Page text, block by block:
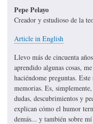
Pepe Pelayo
Creador y estudioso de la
Article in English
Llevo más de cincuenta
aprendido algunas cosas,
haciéndome preguntas.
memorias. Es,
dudas, descubrimientos y
explican cómo el humor
demás... y también sobre